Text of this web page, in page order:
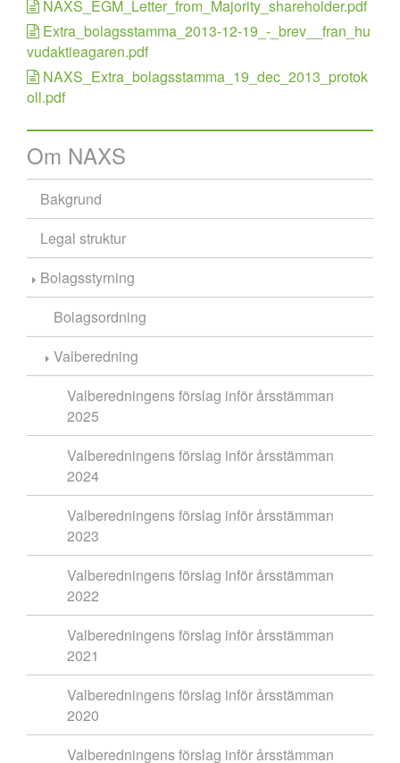
NAXS_EGM_Letter_from_Majority_shareholder.pdf
Extra_bolagsstamma_2013-12-19_-_brev__fran_hu
vudaktieagaren.pdf
NAXS_Extra_bolagsstamma_19_dec_2013_protok
oll.pdf
Om NAXS
Bakgrund
Legal struktur
Bolagsstyrning
Bolagsordning
Valberedning
Valberedningens förslag inför årsstämman
2025
Valberedningens förslag inför årsstämman
2024
Valberedningens förslag inför årsstämman
2023
Valberedningens förslag inför årsstämman
2022
Valberedningens förslag inför årsstämman
2021
Valberedningens förslag inför årsstämman
2020
Valberedningens förslag inför årsstämman